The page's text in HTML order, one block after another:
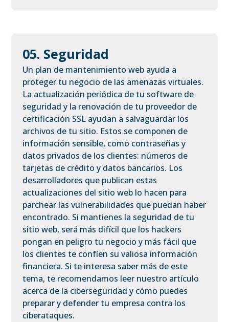
05. Seguridad
Un plan de mantenimiento web ayuda a
proteger tu negocio de las amenazas virtuales.
La actualización periódica de tu software de
seguridad y la renovación de tu proveedor de
certificación SSL ayudan a salvaguardar los
archivos de tu sitio. Estos se componen de
información sensible, como contraseñas y
datos privados de los clientes: números de
tarjetas de crédito y datos bancarios. Los
desarrolladores que publican estas
actualizaciones del sitio web lo hacen para
parchear las vulnerabilidades que puedan haber
encontrado. Si mantienes la seguridad de tu
sitio web, será más difícil que los hackers
pongan en peligro tu negocio y más fácil que
los clientes te confíen su valiosa información
financiera. Si te interesa saber más de este
tema, te recomendamos leer nuestro artículo
acerca de la ciberseguridad y cómo puedes
preparar y defender tu empresa contra los
ciberataques.